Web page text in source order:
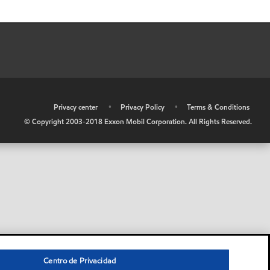
Privacy center • Privacy Policy •
Terms & Conditions
© Copyright 2003-2018 Exxon Mobil Corporation. All Rights Reserved.
Centro de Privacidad